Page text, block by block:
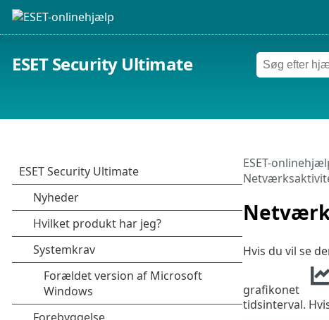
ESET Security Ultimate
ESET-
Hvis du vil se
grafikonet
tidsinterval.